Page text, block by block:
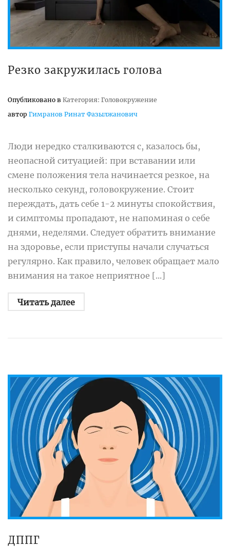
Резко закружилась голова
Опубликовано в Категория: Головокружение
автор Гимранов Ринат Фазылжанович
Люди нередко сталкиваются с, казалось бы,
неопасной ситуацией: при вставании или
смене положения тела начинается резкое, на
несколько секунд, головокружение. Стоит
переждать, дать себе 1-2 минуты спокойствия,
и симптомы пропадают, не напоминая о себе
днями, неделями. Следует обратить внимание
на здоровье, если приступы начали случаться
регулярно. Как правило, человек обращает мало
внимания на такое неприятное [...]
Читать далее
ДППГ